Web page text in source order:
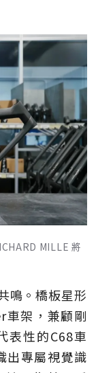
MILLE 將
鳴。橋板星形
架，兼顧剛
表性的C68車
出專屬視覺識